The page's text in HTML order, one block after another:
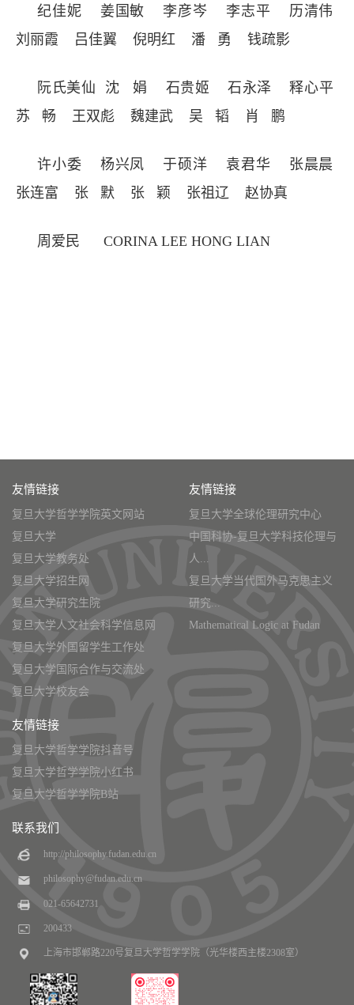
纪佳妮 姜国敏 李彦岑 李志平 历清伟
刘丽霞 吕佳翼 倪明红 潘 勇 钱疏影
阮氏美仙 沈 娟 石贵姬 石永泽释心平
苏 畅 王双彪 魏建武 吴 韬 肖 鹏
许小委 杨兴凤 于硕洋 袁君华 张晨晨
张连富 张 默 张 颖 张祖辽 赵协真
周爱民 CORINA LEE HONG LIAN
友情链接
复旦大学哲学学院英文网站
复旦大学
复旦大学教务处
复旦大学招生网
复旦大学研究生院
复旦大学人文社会科学信息网
复旦大学外国留学生工作处
复旦大学国际合作与交流处
复旦大学校友会
友情链接
复旦大学全球伦理研究中心
中国科协-复旦大学科技伦理与
人...
复旦大学当代国外马克思主义
研究...
Mathematical Logic at Fudan
友情链接
复旦大学哲学学院抖音号
复旦大学哲学学院小红书
复旦大学哲学学院B站
联系我们
http://philosophy.fudan.edu.cn
philosophy@fudan.edu.cn
021-65642731
200433
上海市邯郸路220号复旦大学哲学学院（光华楼西主楼2308室）